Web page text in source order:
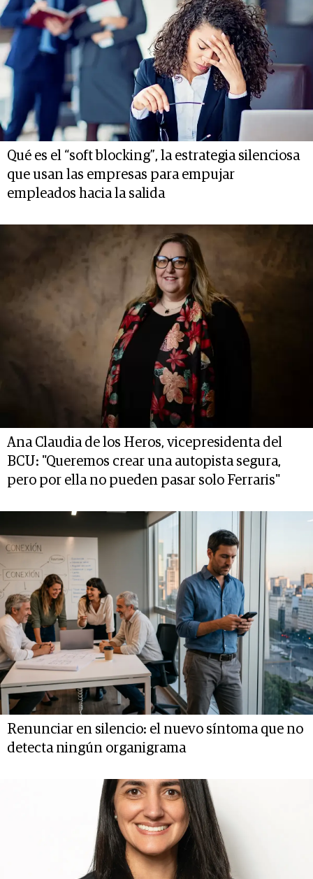
Qué es el “soft blocking”, la estrategia silenciosa
que usan las empresas para empujar
empleados hacia la salida
Ana Claudia de los Heros, vicepresidenta del
BCU: "Queremos crear una autopista segura,
pero por ella no pueden pasar solo Ferraris"
Renunciar en silencio: el nuevo síntoma que no
detecta ningún organigrama